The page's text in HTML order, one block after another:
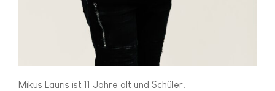
Mikus Lauris ist 11 Jahre alt und Schüler.